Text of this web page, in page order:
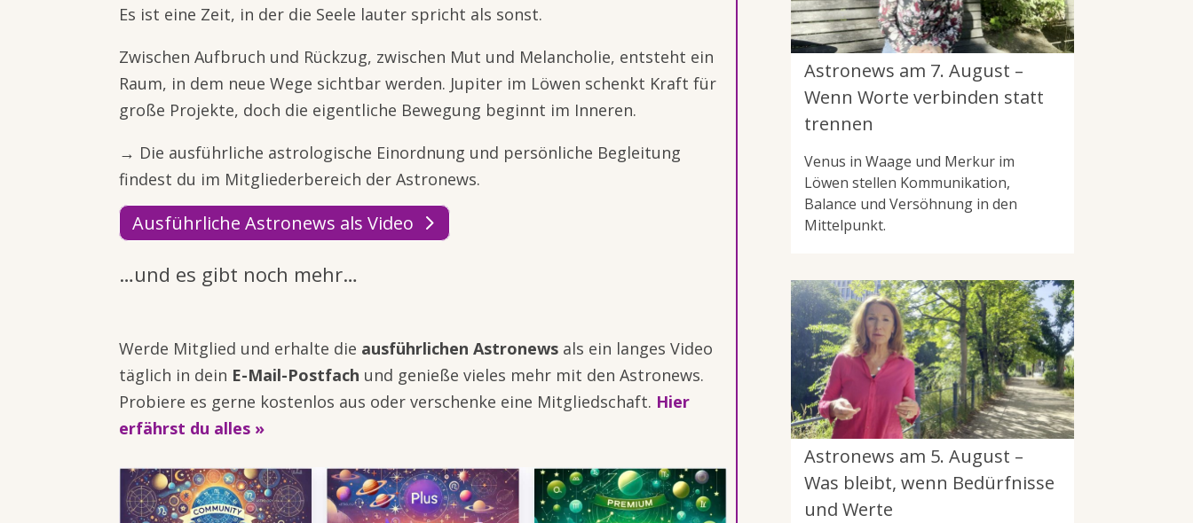
Es ist eine Zeit, in der die Seele lauter spricht als sonst.
Zwischen Aufbruch und Rückzug, zwischen Mut und Melancholie, entsteht ein
Raum, in dem neue Wege sichtbar werden. Jupiter im Löwen schenkt Kraft für
große Projekte, doch die eigentliche Bewegung beginnt im Inneren.
→ Die ausführliche astrologische Einordnung und persönliche Begleitung
findest du im Mitgliederbereich der Astronews.
Ausführliche Astronews als Video
…und es gibt noch mehr…
Werde Mitglied und erhalte die ausführlichen Astronews als ein langes Video
täglich in dein E-Mail-Postfach und genieße vieles mehr mit den Astronews.
Probiere es gerne kostenlos aus oder verschenke eine Mitgliedschaft. Hier
erfährst du alles »
Astronews am 7. August –
Wenn Worte verbinden statt
trennen
Venus in Waage und Merkur im
Löwen stellen Kommunikation,
Balance und Versöhnung in den
Mittelpunkt.
Astronews am 5. August –
Was bleibt, wenn Bedürfnisse
und Werte